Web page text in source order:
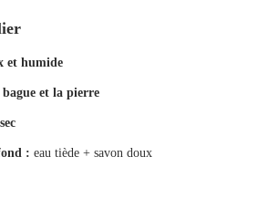
et humide
et la pierre
: eau tiède + savon doux